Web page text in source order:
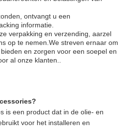
ontvangt u een
informatie.
verpakking en verzending, aarzel
op te nemen.We streven ernaar om
en zorgen voor een soepel en
al onze klanten..
is een product dat in de olie- en
voor het installeren en